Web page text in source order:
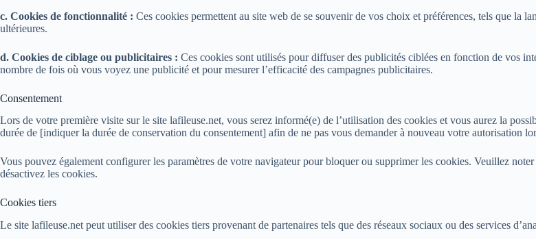
c. Cookies de fonctionnalité : Ces cookies permettent au site web de se souvenir de vos choix et préférences, tels que la
ultérieures.
d. Cookies de ciblage ou publicitaires : Ces cookies sont utilisés pour diffuser des publicités ciblées en fonction de vos
nombre de fois où vous voyez une publicité et pour mesurer l’efficacité des campagnes publicitaires.
Consentement
Lors de votre première visite sur le site lafileuse.net, vous serez informé(e) de l’utilisation des cookies et vous aurez la
durée de [indiquer la durée de conservation du consentement] afin de ne pas vous demander à nouveau votre autorisation
Vous pouvez également configurer les paramètres de votre navigateur pour bloquer ou supprimer les cookies. Veuillez
désactivez les cookies.
Cookies tiers
Le site lafileuse.net peut utiliser des cookies tiers provenant de partenaires tels que des réseaux sociaux ou des services